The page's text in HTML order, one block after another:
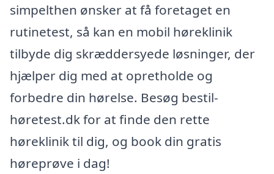
simpelthen ønsker at få foretaget en
rutinetest, så kan en mobil høreklinik
tilbyde dig skræddersyede løsninger, der
hjælper dig med at opretholde og
forbedre din hørelse. Besøg bestil-
høretest.dk for at finde den rette
høreklinik til dig, og book din gratis
høreprøve i dag!